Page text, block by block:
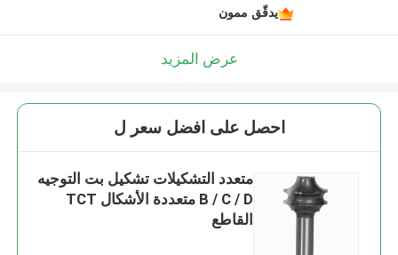
يدقّق ممون
عرض المزيد
احصل على افضل سعر ل
متعدد التشكيلات تشكيل بت التوجيه
B / C / D متعددة الأشكال TCT
القاطع